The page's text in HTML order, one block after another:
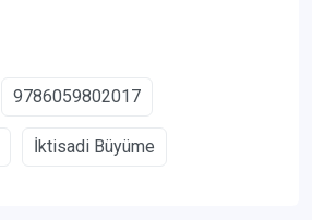
9786059802017
İktisadi Büyüme